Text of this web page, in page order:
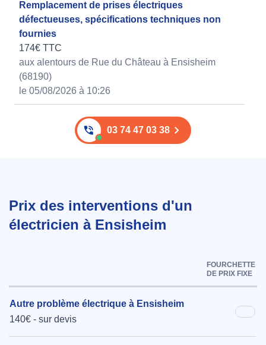
Remplacement de prises électriques
défectueuses, spécifications techniques non
fournies
174€ TTC
aux alentours de Rue du Château à Ensisheim
(68190)
le 05/08/2026 à 10:26
03 74 47 03 38
Prix des interventions d'un
électricien à Ensisheim
FOURCHETTE
DE PRIX FIXE
Autre problème électrique à Ensisheim
140€ - sur devis